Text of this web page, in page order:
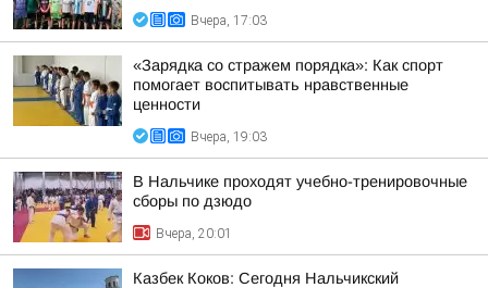
Вчера, 17:03
«Зарядка со стражем порядка»: Как спорт
помогает воспитывать нравственные
ценности
Вчера, 19:03
В Нальчике проходят учебно-тренировочные
сборы по дзюдо
Вчера, 20:01
Казбек Коков: Сегодня Нальчикский